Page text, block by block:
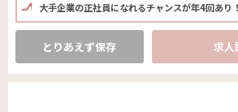
大手企業の正社員になれるチャンスが年4回あり
とりあえず保存 求人